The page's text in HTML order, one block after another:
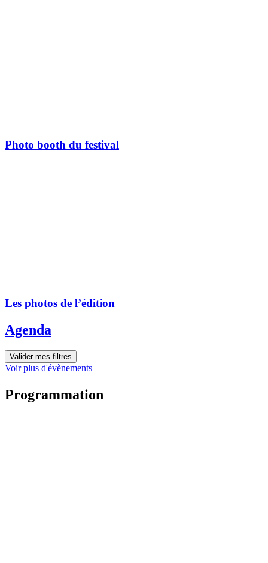
Photo booth du festival
Les photos de l’édition
Agenda
Valider mes filtres
Voir plus d'évènements
Programmation